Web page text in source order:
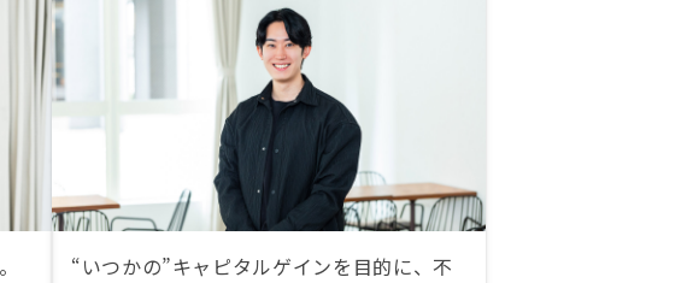
券などと異
、資産ポート
経済変
（特に居住用
後資
来の年金不
て活用でき
やすい。 8.
市部では賃貸“いつかの”キャピタルゲインを目的に、不